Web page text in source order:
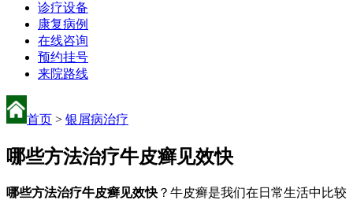
诊疗设备
康复病例
在线咨询
预约挂号
来院路线
首页 > 银屑病治疗
哪些方法治疗牛皮癣见效快
哪些方法治疗牛皮癣见效快 ？牛皮癣是我们在日常生活中比较